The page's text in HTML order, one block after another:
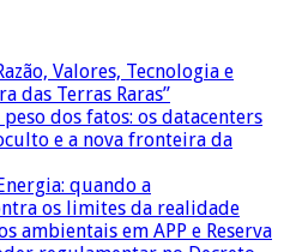
Valores, Tecnologia e
das Terras Raras”
dos fatos: os datacenters
e a nova fronteira da
quando a
os limites da realidade
ambientais em APP e Reserva